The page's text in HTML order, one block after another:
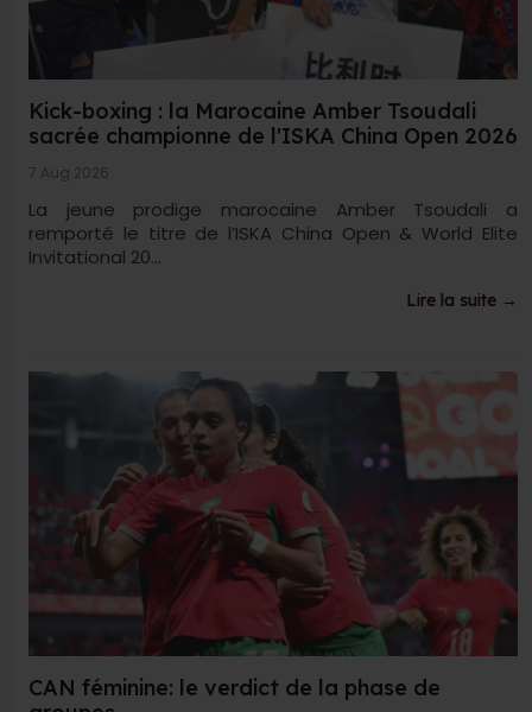
Kick-boxing : la Marocaine Amber Tsoudali
sacrée championne de l'ISKA China Open 2026
7 Aug 2026
La jeune prodige marocaine Amber Tsoudali a
remporté le titre de l’ISKA China Open & World Elite
Invitational 20...
Lire la suite →
CAN féminine: le verdict de la phase de